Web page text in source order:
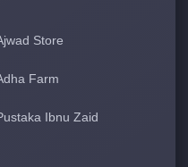
Store
Farm
Ibnu Zaid